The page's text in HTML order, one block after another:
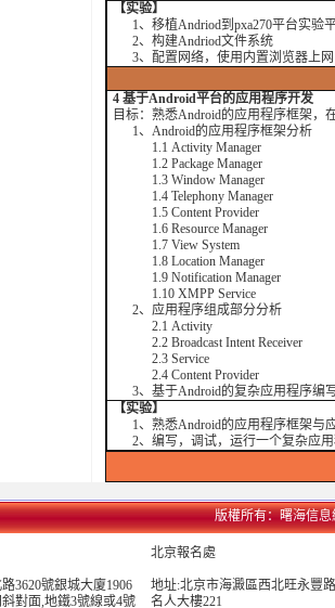
【实验】
1、移植Andriod到pxa270平台实验
2、构建Andriod文件系统
3、配置网络，使用内置浏览器上网
4 基于Android平台的应用程序开发
目标：熟悉Android的应用程序框架，
1、Android的应用程序框架分析
1.1 Activity Manager
1.2 Package Manager
1.3 Window Manager
1.4 Telephony Manager
1.5 Content Provider
1.6 Resource Manager
1.7 View System
1.8 Location Manager
1.9 Notification Manager
1.10 XMPP Service
2、应用程序组成部分分析
2.1 Activity
2.2 Broadcast Intent Receiver
2.3 Service
2.4 Content Provider
3、基于Android的复杂应用程序编
【实验】
1、熟悉Android的应用程序框架与
2、编写，调试，运行一个复杂应用
版權所有：曙海信息
3620號銀城大廈1906
斜對面,地鐵3號線或4號
北京報名處
地址:北京市海澱區西北旺永豐
名人大樓221